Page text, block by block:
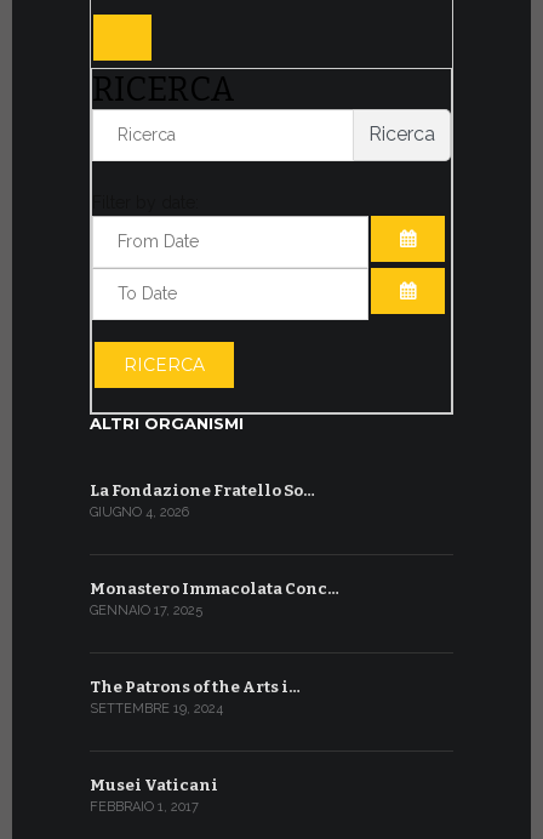
RICERCA
Ricerca
APRI IL
RICERCA
ALTRI ORGANISMI
La Fondazione Fratello So…
GIUGNO 4, 2026
Monastero Immacolata Conc…
GENNAIO 17, 2025
The Patrons of the Arts i…
SETTEMBRE 19, 2024
Musei Vaticani
FEBBRAIO 1, 2017